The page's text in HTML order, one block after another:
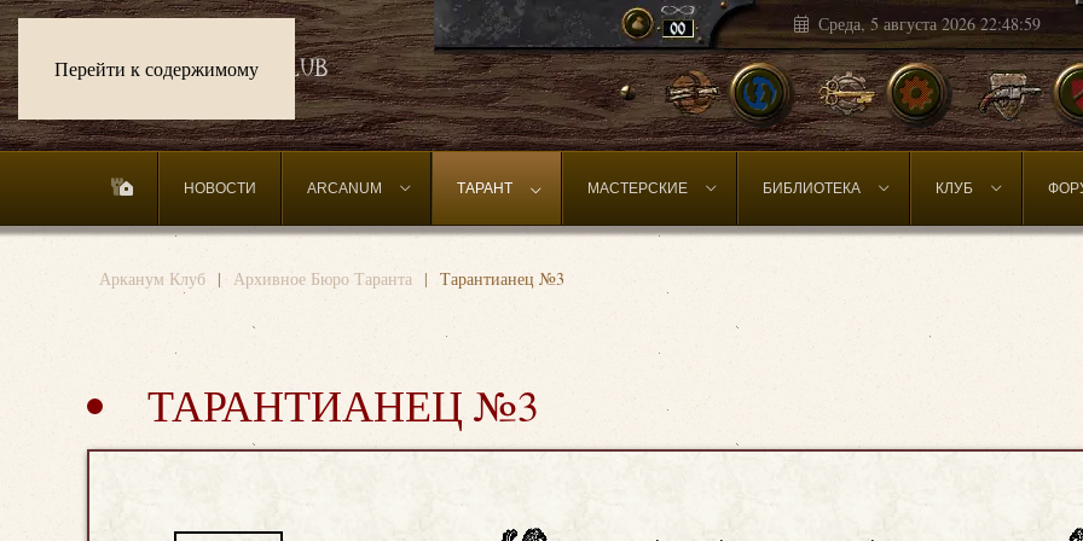
Перейти к содержимому
Среда, 5 августа 202622:49:02
НОВОСТИ ARCANUM ТАРАНТ МАСТЕРСКИЕ БИБЛИОТЕКА КЛУБ
Арканум Клуб Архивное Бюро Таранта Тарантианец №3
ТАРАНТИАНЕЦ №3